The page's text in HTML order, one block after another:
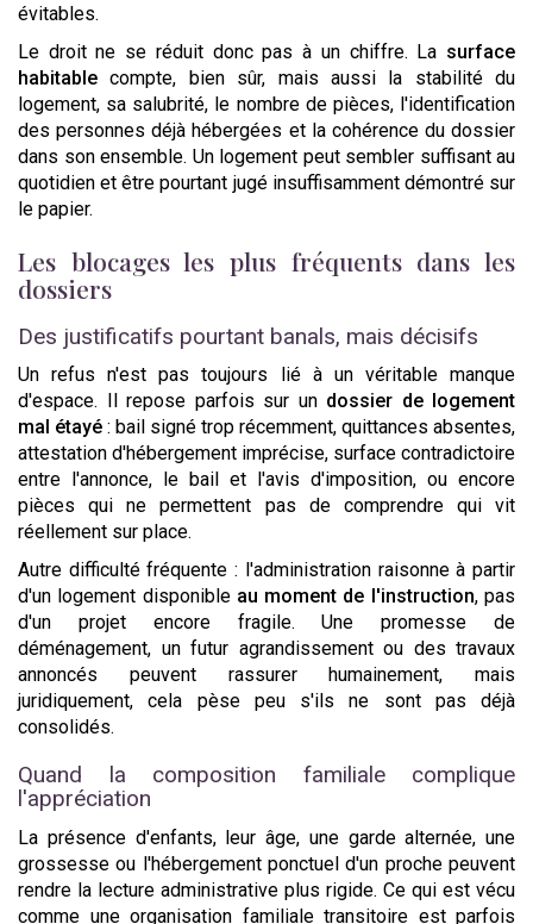
évitables.
Le droit ne se réduit donc pas à un chiffre. La surface
habitable compte, bien sûr, mais aussi la stabilité du
logement, sa salubrité, le nombre de pièces, l'identification
des personnes déjà hébergées et la cohérence du dossier
dans son ensemble. Un logement peut sembler suffisant au
quotidien et être pourtant jugé insuffisamment démontré sur
le papier.
Les blocages les plus fréquents dans les
dossiers
Des justificatifs pourtant banals, mais décisifs
Un refus n'est pas toujours lié à un véritable manque
d'espace. Il repose parfois sur un dossier de logement
mal étayé : bail signé trop récemment, quittances absentes,
attestation d'hébergement imprécise, surface contradictoire
entre l'annonce, le bail et l'avis d'imposition, ou encore
pièces qui ne permettent pas de comprendre qui vit
réellement sur place.
Autre difficulté fréquente : l'administration raisonne à partir
d'un logement disponible au moment de l'instruction, pas
d'un projet encore fragile. Une promesse de
déménagement, un futur agrandissement ou des travaux
annoncés peuvent rassurer humainement, mais
juridiquement, cela pèse peu s'ils ne sont pas déjà
consolidés.
Quand la composition familiale complique
l'appréciation
La présence d'enfants, leur âge, une garde alternée, une
grossesse ou l'hébergement ponctuel d'un proche peuvent
rendre la lecture administrative plus rigide. Ce qui est vécu
comme une organisation familiale transitoire est parfois